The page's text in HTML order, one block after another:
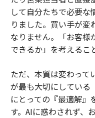
して自分たちで必要
りました。買い手が
なりません。「お客様
できるか」を考えるこ
ただ、本質は変わっ
が最も大切にしてい
にとっての『最適解』
す。AIに惑わされず、